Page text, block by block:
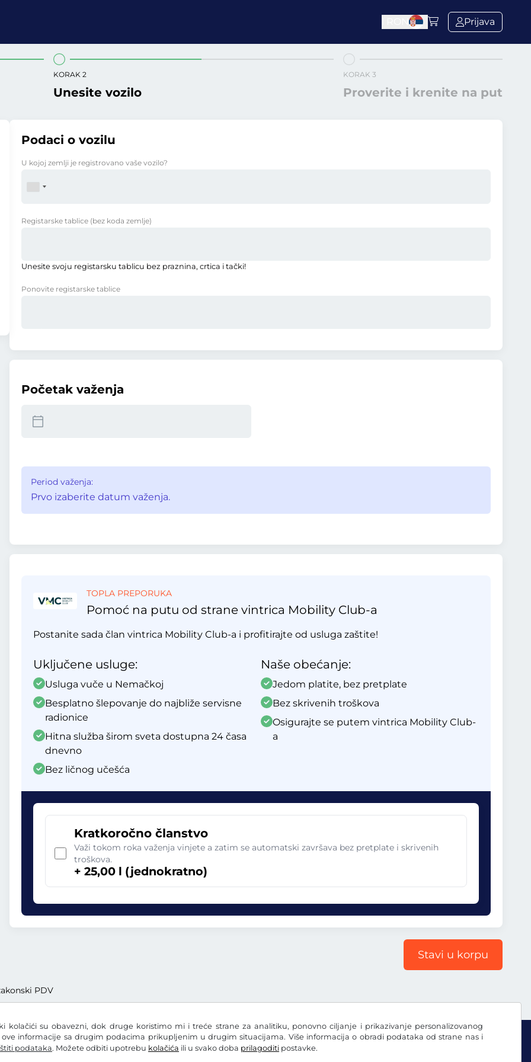
kolačići su obavezni, dok druge koristimo mi i treće strane za analitiku, ponovno ciljanje i prikazivanje personalizovanog
informacije sa drugim podacima prikupljenim u drugim situacijama. Više informacija o obradi podataka od strane nas i
podataka. Možete odbiti upotrebu kolačića ili u svako doba prilagoditi postavke.
Prijava
KORAK 2
Unesite vozilo
KORAK 3
Proverite i krenite na put
Podaci o vozilu
U kojoj zemlji je registrovano vaše vozilo?
Registarske tablice (bez koda zemlje)
Unesite svoju registarsku tablicu bez praznina, crtica i tački!
Ponovite registarske tablice
Početak važenja
Period važenja:
Prvo izaberite datum važenja.
TOPLA PREPORUKA
Pomoć na putu od strane vintrica Mobility Club-a
Postanite sada član vintrica Mobility Club-a i profitirajte od usluga zaštite!
Uključene usluge:
Usluga vuče u Nemačkoj
Besplatno šlepovanje do najbliže servisne
radionice
Hitna služba širom sveta dostupna 24 časa
dnevno
Bez ličnog učešća
Naše obećanje:
Jedom platite, bez pretplate
Bez skrivenih troškova
Osigurajte se putem vintrica Mobility Club-
a
Kratkoročno članstvo
Važi tokom roka važenja vinjete a zatim se automatski završava bez pretplate i skrivenih
troškova.
+ 25,00 l (jednokratno)
Stavi u korpu
PDV